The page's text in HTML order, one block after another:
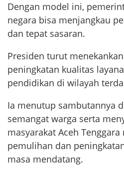
Dengan model ini,
negara bisa menjangkau
dan tepat sasaran.
Presiden turut
peningkatan kualitas
pendidikan di wilayah
Ia menutup sambutannya
semangat warga serta
masyarakat Aceh
pemulihan dan
masa mendatang.